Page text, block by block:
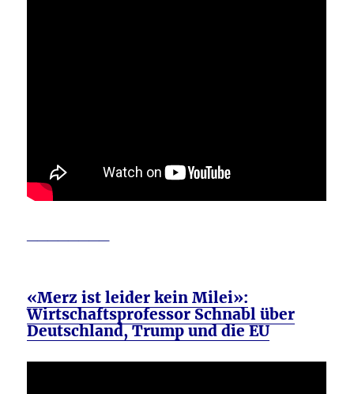
«Merz ist leider kein Milei»:
Wirtschaftsprofessor Schnabl über
Deutschland, Trump und die EU